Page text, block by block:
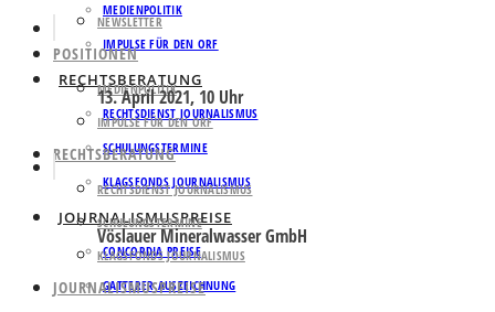
MEDIENPOLITIK
IMPULSE FÜR DEN ORF
RECHTSBERATUNG
RECHTSDIENST JOURNALISMUS
SCHULUNGSTERMINE
KLAGSFONDS JOURNALISMUS
JOURNALISMUSPREISE
CONCORDIA PREISE
GATTERER AUSZEICHNUNG
NEWSLETTER
POSITIONEN
MEDIENPOLITIK
IMPULSE FÜR DEN ORF
RECHTSBERATUNG
RECHTSDIENST JOURNALISMUS
SCHULUNGSTERMINE
KLAGSFONDS JOURNALISMUS
JOURNALISMUSPREISE
13. April 2021, 10 Uhr
Vöslauer Mineralwasser GmbH